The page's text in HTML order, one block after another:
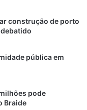
construção de porto
pública em
pode
Braide